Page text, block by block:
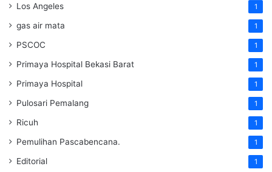
Los Angeles 1
gas air mata 1
PSCOC 1
Primaya Hospital Bekasi Barat 1
Primaya Hospital 1
Pulosari Pemalang 1
Ricuh 1
Pemulihan Pascabencana. 1
Editorial 1